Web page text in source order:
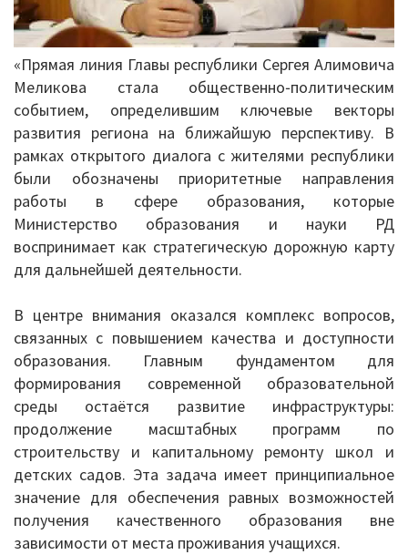
Письма 2021-2023
Письма 2019-2020
Архив писем
План работы
Прием иностранных граждан
ГИА 2026
Конфликтная комиссия
ЕГЭ/ОГЭ
Документы о ЕГЭ
Информация о ЕГЭ
Расписание ГИА
Медалисты
«Прямая линия Главы республики Сергея Алимовича
Меликова стала общественно‑политическим
событием, определившим ключевые векторы
развития региона на ближайшую перспективу. В
рамках открытого диалога с жителями республики
были обозначены приоритетные направления
работы в сфере образования, которые
Министерство образования и науки РД
воспринимает как стратегическую дорожную карту
для дальнейшей деятельности.
В центре внимания оказался комплекс вопросов,
связанных с повышением качества и доступности
образования. Главным фундаментом для
формирования современной образовательной
среды остаётся развитие инфраструктуры:
продолжение масштабных программ по
строительству и капитальному ремонту школ и
детских садов. Эта задача имеет принципиальное
значение для обеспечения равных возможностей
получения качественного образования вне
зависимости от места проживания учащихся.